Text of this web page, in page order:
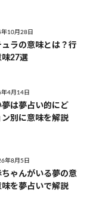
10月28日
ュラの意味とは？行
味27選
4月14日
は夢占い的にど
別に意味を解説
年8月5日
ゃんがいる夢の意
を夢占いで解説